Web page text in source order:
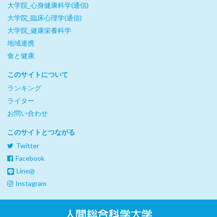
大学院_心身健康科学(通信)
大学院_臨床心理学(通信)
大学院_健康栄養科学
地域連携
食と健康
このサイトについて
ランキング
ライター
お問い合わせ
このサイトとつながる
Twitter
Facebook
Line@
Instagram